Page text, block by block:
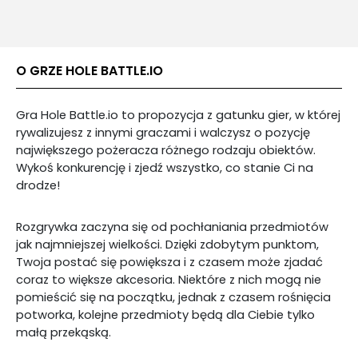
O GRZE HOLE BATTLE.IO
Gra Hole Battle.io to propozycja z gatunku gier, w której
rywalizujesz z innymi graczami i walczysz o pozycję
największego pożeracza różnego rodzaju obiektów.
Wykoś konkurencję i zjedź wszystko, co stanie Ci na
drodze!
Rozgrywka zaczyna się od pochłaniania przedmiotów
jak najmniejszej wielkości. Dzięki zdobytym punktom,
Twoja postać się powiększa i z czasem może zjadać
coraz to większe akcesoria. Niektóre z nich mogą nie
pomieścić się na początku, jednak z czasem rośnięcia
potworka, kolejne przedmioty będą dla Ciebie tylko
małą przekąską.